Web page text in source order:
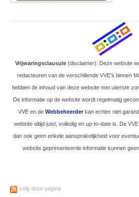
Vrijwaringsclausule(disclaimer): Deze website
redacteuren van de verschillende VVE's binnen
hebben de inhoud van deze website met uiterste
De informatie op de website wordt regelmatig
VVE en de Webbeheerderkan echter niet
website altijd juist, volledig en up-to-date is. De
dan ook geen enkele aansprakelijkheid voor
website gepresenteerde informatie kunnen
volg deze pagina